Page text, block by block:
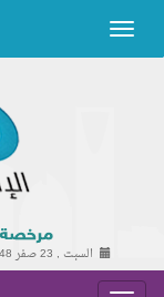
السبت , 23 صفر 1448 هـ ,